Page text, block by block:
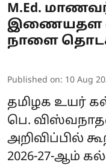
M.Ed.
இணையதள
நாளை
Published on: 10 Aug
தமிழக உயர்
பெ.
அறிவிப்பில்
2026-27-ஆம்